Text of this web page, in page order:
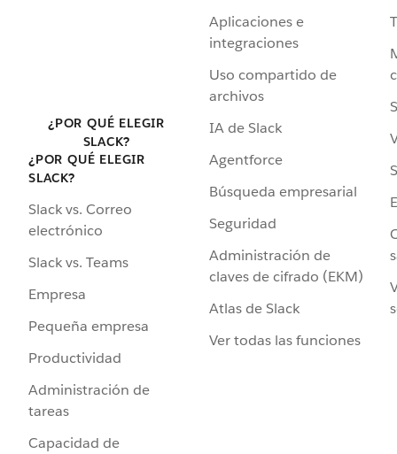
¿POR QUÉ ELEGIR
SLACK?
¿POR QUÉ ELEGIR
SLACK?
Slack vs. Correo
electrónico
Slack vs. Teams
Empresa
Pequeña empresa
Productividad
Administración de
tareas
Capacidad de
Aplicaciones e
integraciones
Uso compartido de
archivos
IA de Slack
Agentforce
Búsqueda empresarial
Seguridad
Administración de
claves de cifrado (EKM)
Atlas de Slack
Ver todas las funciones